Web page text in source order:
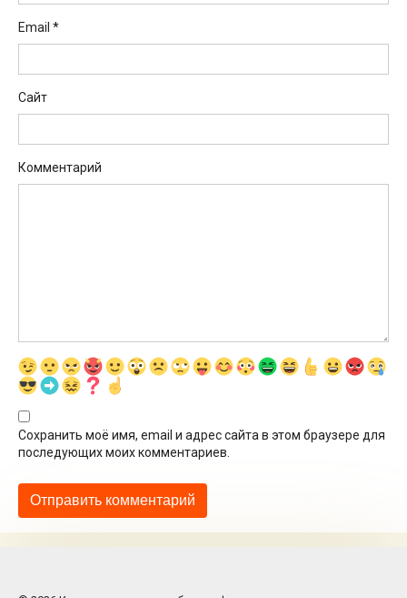
Email *
Сайт
Комментарий
Сохранить моё имя, email и адрес сайта в этом браузере для
последующих моих комментариев.